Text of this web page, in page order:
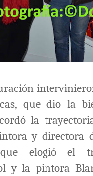
intervinieron
que dio la
la
y directora
que elogió el
y la pintora